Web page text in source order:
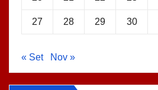
27 28 29 30
« Set Nov »